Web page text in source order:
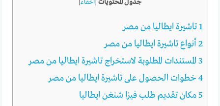
جدول المحتويات [أخفاء]
1تاشيرة ايطاليا من مصر
2 أنواع تاشيرة ايطاليا من مصر
3 المستندات المطلوبة لاستخراج تاشيرة ايطاليا من مصر
4 خطوات الحصول على تاشيرة ايطاليا من مصر
5مكان تقديم طلب فيزا شنغن ايطاليا